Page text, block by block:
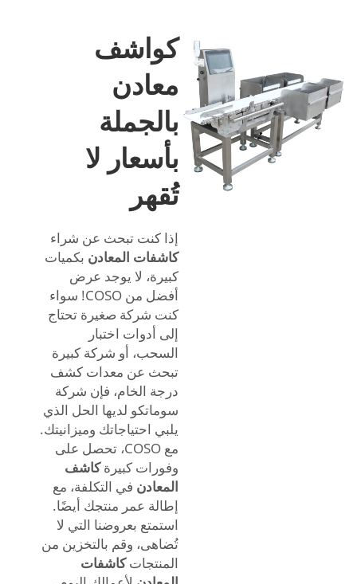
كواشف
معادن
بالجملة
بأسعار لا
تُقهر
إذا كنت تبحث عن شراء
كاشفات المعادن بكميات
كبيرة، لا يوجد عرض
أفضل من COSO! سواء
كنت شركة صغيرة تحتاج
إلى أدوات اختبار
السحب، أو شركة كبيرة
تبحث عن معدات كشف
درجة الخام، فإن شركة
سوماتكو لديها الحل الذي
يلبي احتياجاتك وميزانيتك.
مع COSO، تحصل على
وفورات كبيرةكاشف
المعادن في التكلفة، مع
إطالة عمر منتجك أيضًا.
استمتع بعروضنا التي لا
تُضاهى، وقم بالتخزين من
المنتجاتكاشفات